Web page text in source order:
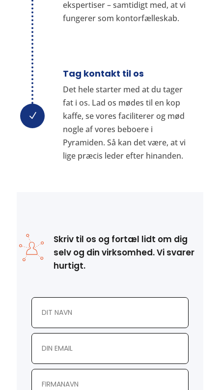
ekspertiser – samtidigt med, at vi
fungerer som kontorfælleskab.
N
Tag kontakt til os
Det hele starter med at du tager
fat i os. Lad os mødes til en kop
kaffe, se vores faciliterer og mød
nogle af vores beboere i
Pyramiden. Så kan det være, at vi
lige præcis leder efter hinanden.
Skriv til os og fortæl lidt om dig
selv og din virksomhed. Vi svarer
hurtigt.